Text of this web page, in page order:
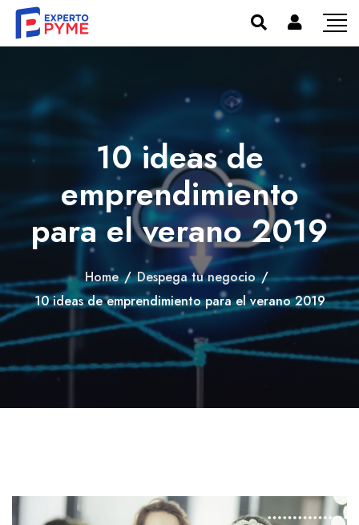
10 ideas de
emprendimiento
para el verano 2019
Home / Despega tu negocio /
10 ideas de emprendimiento para el verano 2019